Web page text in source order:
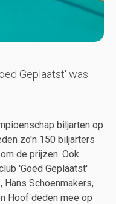
Geplaatst' was
biljarten op
zo'n 150 biljarters
de prijzen. Ook
'Goed Geplaatst'
Hans Schoenmakers,
Hoof deden mee op